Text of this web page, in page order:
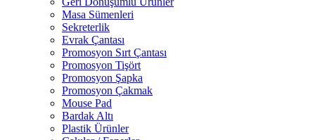
Masa Sümenleri
Sekreterlik
Evrak Çantası
Promosyon Sırt Çantası
Promosyon Tişört
Promosyon Şapka
Promosyon Çakmak
Mouse Pad
Bardak Altı
Plastik Ürünler